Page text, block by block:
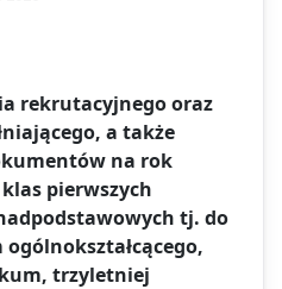
rekrutacyjnego oraz
a także
na rok
pierwszych
tj. do
trzyletniej